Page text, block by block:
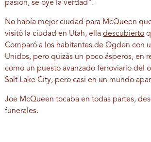
pasión, se oye la verdad".
No había mejor ciudad para McQueen
visitó la ciudad en Utah, elladescubierto
Comparó a los habitantes de Ogden con
Unidos, pero quizás un poco ásperos, en
como un puesto avanzado ferroviario del
Salt Lake City, pero casi en un mundo
Joe McQueen tocaba en todas partes,
funerales.